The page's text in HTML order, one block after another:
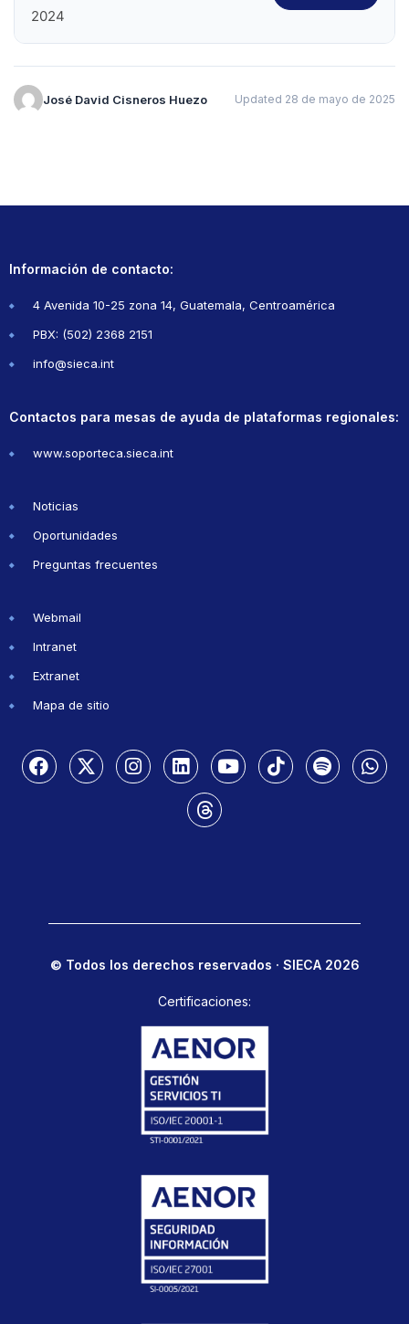
2024
José David Cisneros Huezo Updated 28 de mayo de 2025
Información de contacto:
4 Avenida 10-25 zona 14, Guatemala, Centroamérica
PBX: (502) 2368 2151
info@sieca.int
Contactos para mesas de ayuda de plataformas regionales:
www.soporteca.sieca.int
Noticias
Oportunidades
Preguntas frecuentes
Webmail
Intranet
Extranet
Mapa de sitio
© Todos los derechos reservados · SIECA 2026
Certificaciones: